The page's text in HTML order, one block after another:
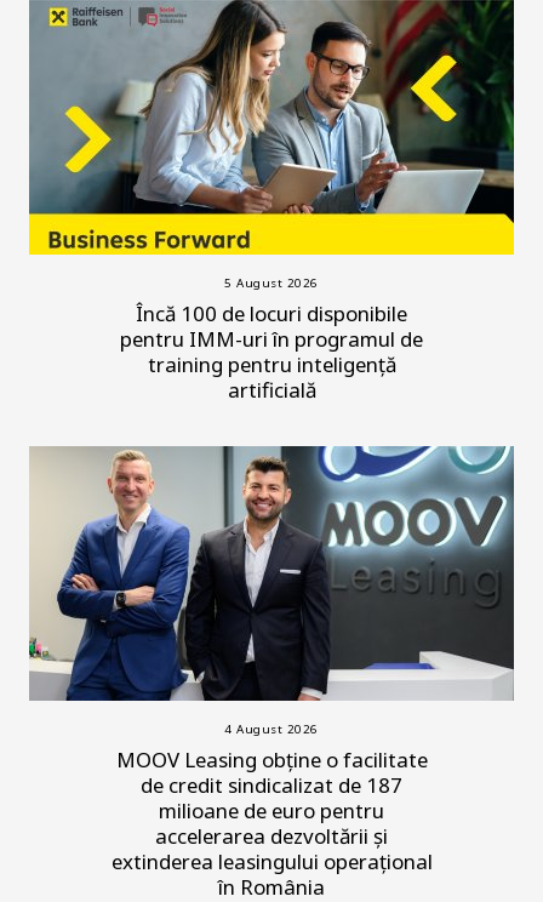
5 August 2026
Încă 100 de locuri disponibile
pentru IMM-uri în programul de
training pentru inteligență
artificială
4 August 2026
MOOV Leasing obține o facilitate
de credit sindicalizat de 187
milioane de euro pentru
accelerarea dezvoltării și
extinderea leasingului operațional
în România